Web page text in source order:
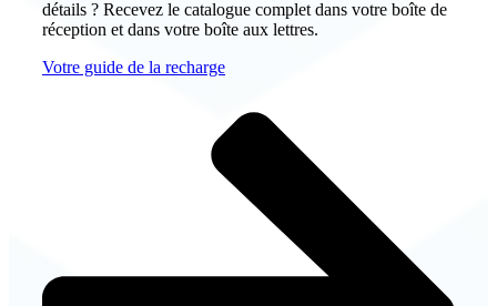
détails ? Recevez le catalogue complet dans votre boîte de
réception et dans votre boîte aux lettres.
Votre guide de la recharge